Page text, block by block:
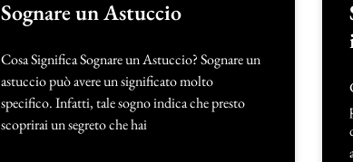
Sognare un Astuccio
Cosa Significa Sognare un Astuccio? Sognare un
astuccio può avere un significato molto
specifico. Infatti, tale sogno indica che presto
scoprirai un segreto che hai